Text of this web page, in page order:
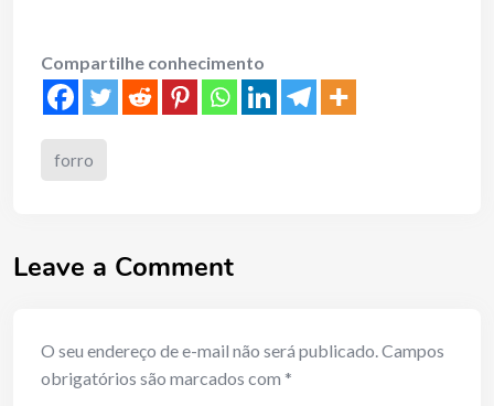
Compartilhe conhecimento
forro
Leave a Comment
O seu endereço de e-mail não será publicado.Campos
obrigatórios são marcados com *